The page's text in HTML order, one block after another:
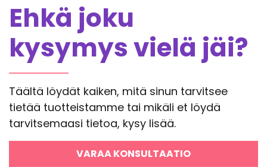
Ehkä joku
kysymys vielä jäi?
Täältä löydät kaiken, mitä sinun tarvitsee
tietää tuotteistamme tai mikäli et löydä
tarvitsemaasi tietoa, kysy lisää.
VARAA KONSULTAATIO